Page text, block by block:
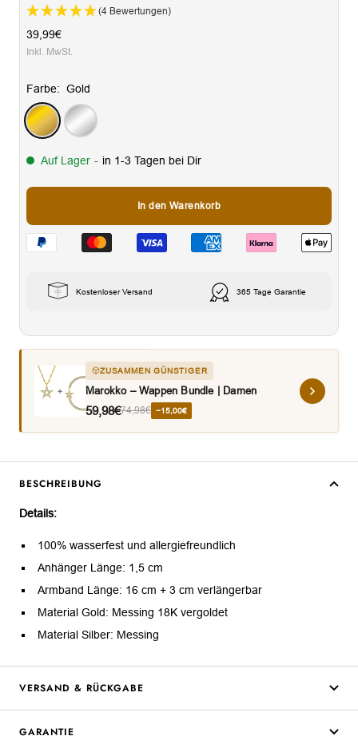
(4 Bewertungen)
Angebotspreis
39,99€
Inkl. MwSt.
Farbe: Gold
Gold
Silber
Auf Lager - in 1-3 Tagen bei Dir
In den Warenkorb
Kostenloser Versand 365 Tage Garantie
ZUSAMMEN GÜNSTIGER
Marokko – Wappen Bundle | Damen
59,98€74,98€ −15,00€
BESCHREIBUNG
Details:
100% wasserfest und allergiefreundlich
Anhänger Länge: 1,5 cm
Armband Länge: 16 cm + 3 cm verlängerbar
Material Gold: Messing 18K vergoldet
Material Silber: Messing
VERSAND & RÜCKGABE
GARANTIE